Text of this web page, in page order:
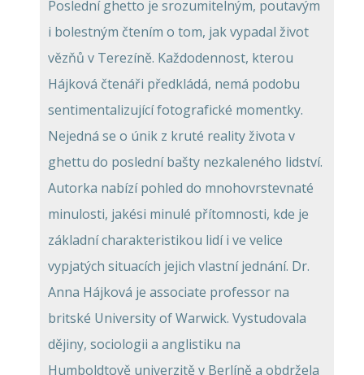
Poslední ghetto je srozumitelným, poutavým
i bolestným čtením o tom, jak vypadal život
vězňů v Terezíně. Každodennost, kterou
Hájková čtenáři předkládá, nemá podobu
sentimentalizující fotografické momentky.
Nejedná se o únik z kruté reality života v
ghettu do poslední bašty nezkaleného lidství.
Autorka nabízí pohled do mnohovrstevnaté
minulosti, jakési minulé přítomnosti, kde je
základní charakteristikou lidí i ve velice
vypjatých situacích jejich vlastní jednání. Dr.
Anna Hájková je associate professor na
britské University of Warwick. Vystudovala
dějiny, sociologii a anglistiku na
Humboldtově univerzitě v Berlíně a obdržela